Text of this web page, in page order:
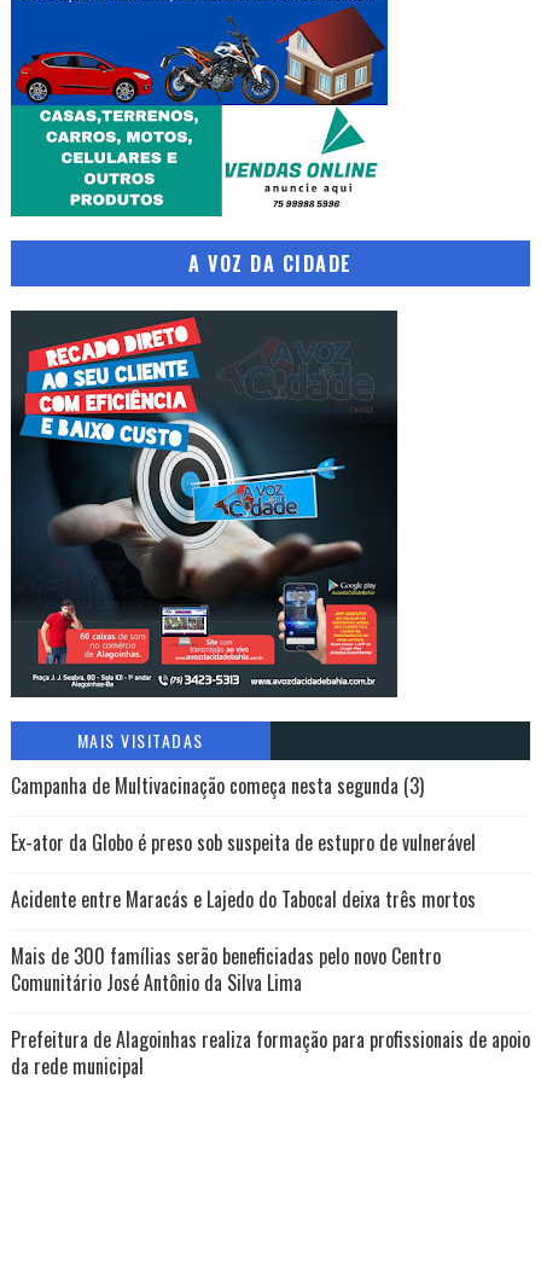
A VOZ DA CIDADE
MAIS VISITADAS
Campanha de Multivacinação começa nesta segunda (3)
Ex-ator da Globo é preso sob suspeita de estupro de vulnerável
Acidente entre Maracás e Lajedo do Tabocal deixa três mortos
Mais de 300 famílias serão beneficiadas pelo novo Centro
Comunitário José Antônio da Silva Lima
Prefeitura de Alagoinhas realiza formação para profissionais de apoio
da rede municipal